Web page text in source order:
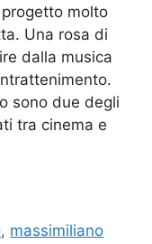
molto
Una rosa di
dalla musica
sono due degli
tra cinema e
, massimiliano